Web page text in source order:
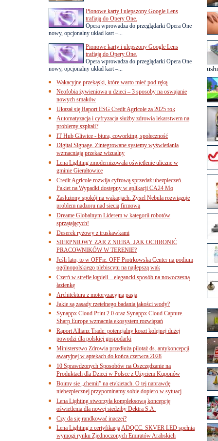
Pionowe karty i ulepszony Google Lens
trafiają do Opery One.
Opera wprowadza do przeglądarki Opera One
nowy, opcjonalny układ kart –...
Pionowe karty i ulepszony Google Lens
trafiają do Opery One.
Opera wprowadza do przeglądarki Opera One
nowy, opcjonalny układ kart –...
Wakacyjne przekąski, które warto mieć pod ręką
Neofobia żywieniowa u dzieci – 3 sposoby na oswajanie
nowych smaków
Ukazał się Raport ESG Credit Agricole za 2025 rok
Automatyzacja i cyfryzacja służby zdrowia lekarstwem na
problemy szpitali?
IT Hub Gliwice - biura, coworking, społeczność
Digital Signage. Zintegrowane systemy wyświetlania
wzmacniają przekaz wizualny
Lena Lighting zmodernizowała oświetlenie uliczne w
gminie Gierałtowice
Credit Agricole rozwija cyfrową sprzedaż ubezpieczeń.
Pakiet na Wypadki dostępny w aplikacji CA24 Mo
Zasłużony spokój na wakacjach. Zyxel Nebula rozwiązuje
problem nadzoru nad siecią firmową
Dreame Globalnym Liderem w kategorii robotów
sprzątających!
Deserek ryżowy z truskawkami
SIERPNIOWY ŻAR Z NIEBA. JAK OCHRONIĆ
PRACOWNIKÓW W TERENIE?
Jeśli lato, to w OFFie. OFF Piotrkowska Center na podium
ogólnopolskiego plebiscytu na najlepszą wak
Czerń w strefie kąpieli – elegancki sposób na nowoczesną
łazienkę
Architektura z motoryzacyjną pasją
Jakie są zasady rzetelnego badania jakości wody?
Synappx Cloud Print 2.0 oraz Synappx Cloud Capture.
Sharp Europe wzmacnia ekosystem rozwiązań
Raport Allianz Trade: potencjalny koszt kolejnej dużej
powodzi dla polskiej gospodarki
Ministerstwo Zdrowia przedłuża pilotaż ds. antykoncepcji
awaryjnej w aptekach do końca czerwca 2028
10 Sprawdzonych Sposobów na Oszczędzanie na
Produktach dla Dzieci w Polsce z Użyciem Kuponów
Boimy się „chemii” na etykietach. O tej naprawdę
niebezpiecznej przypominamy sobie dopiero w sytuacj
Lena Lighting stworzyła kompleksową koncepcję
oświetlenia dla nowej siedziby Dektra S.A.
Czy da się randkować inaczej?
Lena Lighting z certyfikacją ADQCC. SKVER LED spełnia
wymogi rynku Zjednoczonych Emiratów Arabskich